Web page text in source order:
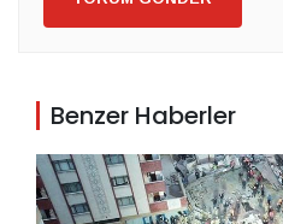
Benzer Haberler